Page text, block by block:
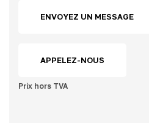
ENVOYEZ UN MESSAGE
APPELEZ-NOUS
Prix hors TVA